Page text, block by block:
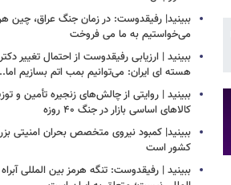
ببینید| رفیقدوست: در زمان جنگ عراق، چین
می‌خواستیم به ما می فروخت
ببینید | ارزیابی رفیقدوست از احتمال تغییر
هسته ای ایران: می‌توانیم بمب اتم بسازیم
ببینید | روایتی از چالش‌های زنجیره تأمین و
کالاهای اساسی بازار در جنگ ۴۰ روزه
ببینید| کمبود نیروی متخصص بحران امنیتی
کشور است
ببینید | رفیقدوست: تنگه هرمز بین المللی